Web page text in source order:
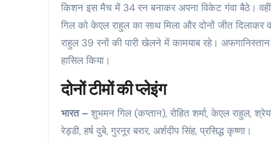
किशन इस मैच में 34 रन बनाकर अपना विकेट गंवा बैठे।
गिल को केएल राहुल का साथ मिला और दोनों जीत
राहुल 39 रनों की पारी खेलने में कामयाब रहे।
हासिल किया।
दोनों टीमों की प्लेइंग
भारत – शुभमन गिल (कप्तान), रोहित शर्मा, केएल राहुल,
रेड्डी, हर्ष दुबे, गुरनूर बरार, अर्शदीप सिंह, प्रसिद्ध कृष्णा।